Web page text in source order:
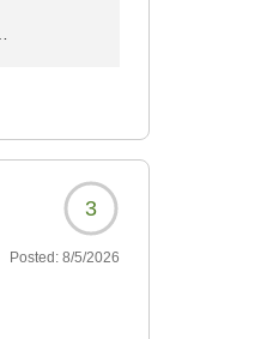
価いただき
す。
3
Posted: 8/5/2026